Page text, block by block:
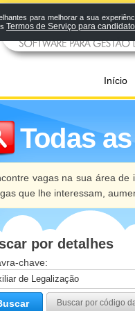
Início
Todas
vagas na sua área
que lhe interessam,
por detalhes
chave:
Buscar por código
para melhorar a sua
Termos de Serviço para